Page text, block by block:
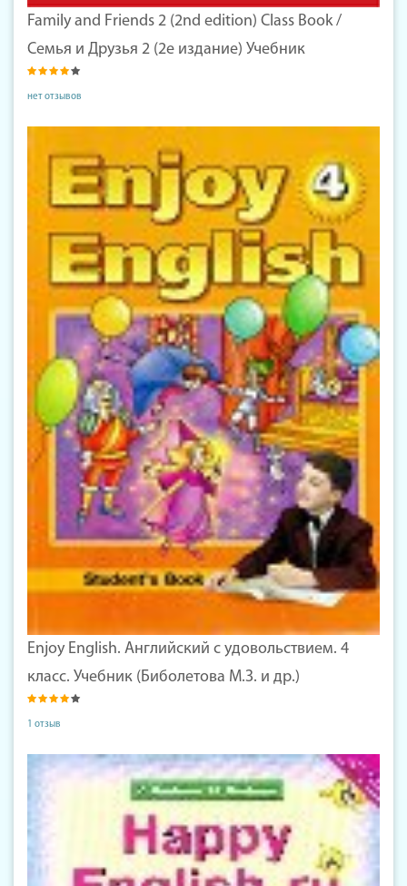
Family and Friends 2 (2nd edition) Class Book /
Семья и Друзья 2 (2е издание) Учебник
нет отзывов
Enjoy English. Английский с удовольствием. 4
класс. Учебник (Биболетова М.З. и др.)
1 отзыв